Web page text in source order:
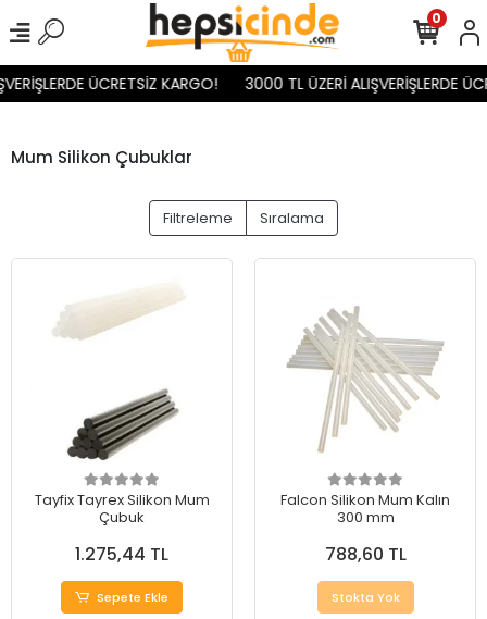
ÜCRETSİZ KARGO! 3000 TL ÜZERİ ALIŞVERİŞLERDE
0
Mum Silikon Çubuklar
Filtreleme Sıralama
Tayfix Tayrex Silikon Mum
Çubuk
1.275,44 TL
Sepete Ekle
Falcon Silikon Mum Kalın
300 mm
788,60 TL
Stokta Yok